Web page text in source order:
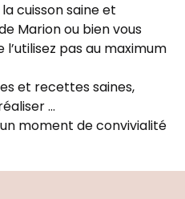
cuisson saine et
Marion ou bien vous
pas au maximum
et recettes saines,
…
moment de convivialité